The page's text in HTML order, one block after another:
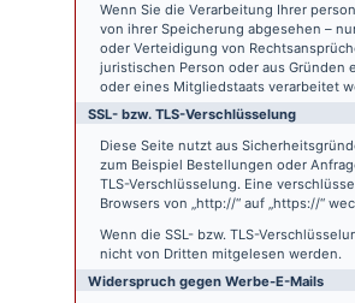
Wenn Sie die Verarbeitung Ihrer
von ihrer Speicherung abgesehen –
oder Verteidigung von
juristischen Person oder aus
oder eines Mitgliedstaats verarbeitet
SSL- bzw. TLS-Verschlüsselung
Diese Seite nutzt aus
zum Beispiel Bestellungen oder
TLS-Verschlüsselung. Eine
Browsers von „http://“ auf „https://“
Wenn die SSL- bzw. TLS-
nicht von Dritten mitgelesen werden.
Widerspruch gegen Werbe-E-Mails